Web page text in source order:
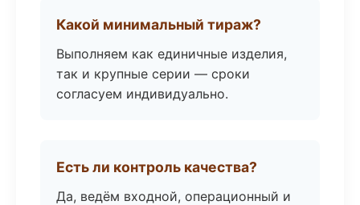
Какой минимальный тираж?
Выполняем как единичные изделия,
так и крупные серии — сроки
согласуем индивидуально.
Есть ли контроль качества?
Да, ведём входной, операционный и